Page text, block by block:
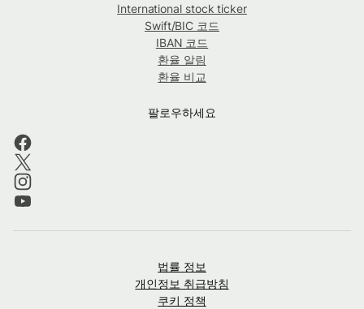
International stock ticker
Swift/BIC 코드
IBAN 코드
환율 알림
환율 비교
팔로우하세요
법률 정보
개인정보 취급방침
쿠키 정책